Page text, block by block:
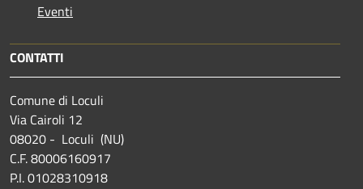
Eventi
CONTATTI
Comune di Loculi
Via Cairoli 12
08020 - Loculi (NU)
C.F. 80006160917
P.I. 01028310918